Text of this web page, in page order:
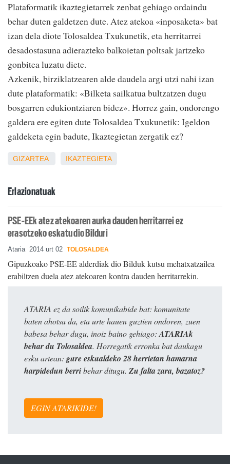
Plataformatik ikaztegietarrek zenbat gehiago ordaindu
behar duten galdetzen dute. Atez atekoa «inposaketa» bat
izan dela diote Tolosaldea Txukunetik, eta herritarrei
desadostasuna adierazteko balkoietan poltsak jartzeko
gonbitea luzatu diete.
Azkenik, birziklatzearen alde daudela argi utzi nahi izan
dute plataformatik: «Bilketa sailkatua bultzatzen dugu
bosgarren edukiontziaren bidez». Horrez gain, ondorengo
galdera ere egiten dute Tolosaldea Txukunetik: Igeldon
galdeketa egin badute, Ikaztegietan zergatik ez?
GIZARTEA IKAZTEGIETA
Erlazionatuak
PSE-EEk atez atekoaren aurka dauden herritarrei ez
erasotzeko eskatu dio Bilduri
Ataria 2014 urt 02 TOLOSALDEA
Gipuzkoako PSE-EE alderdiak dio Bilduk kutsu mehatxatzailea
erabiltzen duela atez atekoaren kontra dauden herritarrekin.
ATARIA ez da soilik komunikabide bat: komunitate
baten ahotsa da, eta urte hauen guztien ondoren, zuen
babesa behar dugu, inoiz baino gehiago: ATARIAk
behar du Tolosaldea. Horregatik erronka bat daukagu
esku artean: gure eskualdeko 28 herrietan hamarna
harpidedun berribehar ditugu. Zu falta zara, bazatoz?
EGIN ATARIKIDE!